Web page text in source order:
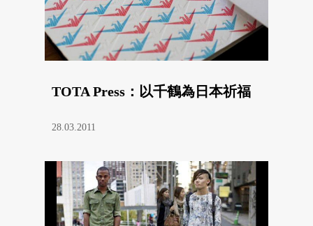
TOTA Press：以千鶴為日本祈福
28.03.2011